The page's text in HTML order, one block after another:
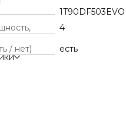
который
На корпусе
для подключения
экономит время при
для одновременной
1T90DF503EVO
4
/ нет)
есть